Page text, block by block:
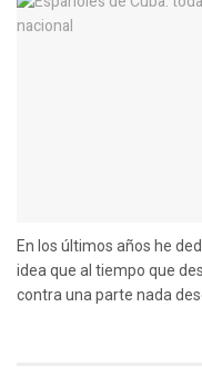
En los últimos años he
idea que al tiempo que
contra una parte nada